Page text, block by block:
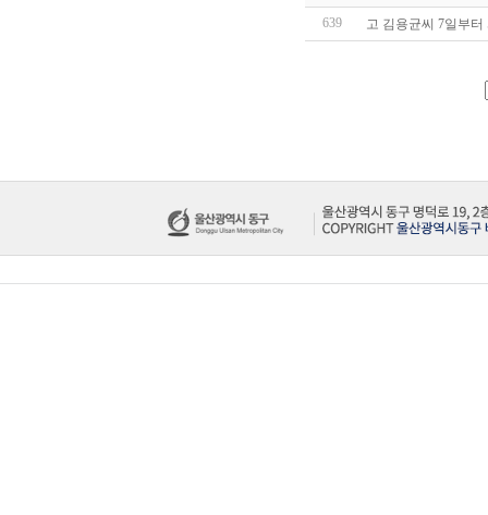
639 고 김용균씨 7일부